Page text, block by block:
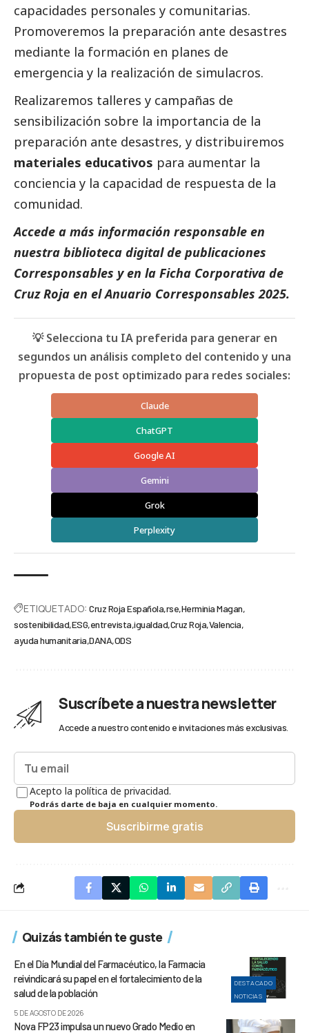
capacidades personales y comunitarias.
Promoveremos la preparación ante desastres
mediante la formación en planes de
emergencia y la realización de simulacros.
Realizaremos talleres y campañas de
sensibilización sobre la importancia de la
preparación ante desastres, y distribuiremos
materiales educativos para aumentar la
conciencia y la capacidad de respuesta de la
comunidad.
Accede a más información responsable en
nuestra biblioteca digital de publicaciones
Corresponsables y en la Ficha Corporativa de
Cruz Roja en elAnuario Corresponsables 2025.
💡 Selecciona tu IA preferida para generar en
segundos un análisis completo del contenido y una
propuesta de post optimizado para redes sociales:
Claude
ChatGPT
Google AI
Gemini
Grok
Perplexity
ETIQUETADO: Cruz Roja Española rse Herminia Magan
sostenibilidad ESG entrevista igualdad Cruz Roja Valencia
ayuda humanitaria DANA ODS
Suscríbete a nuestra newsletter
Accede a nuestro contenido e invitaciones más exclusivas.
Acepto la política de privacidad.
Podrás darte de baja en cualquier momento.
Suscribirme gratis
Quizás también te guste
DESTACADO
NOTICIAS
En el Día Mundial del Farmacéutico, la Farmacia
reivindicará su papel en el fortalecimiento de la
salud de la población
5 DE AGOSTO DE 2026
Nova FP23 impulsa un nuevo Grado Medio en